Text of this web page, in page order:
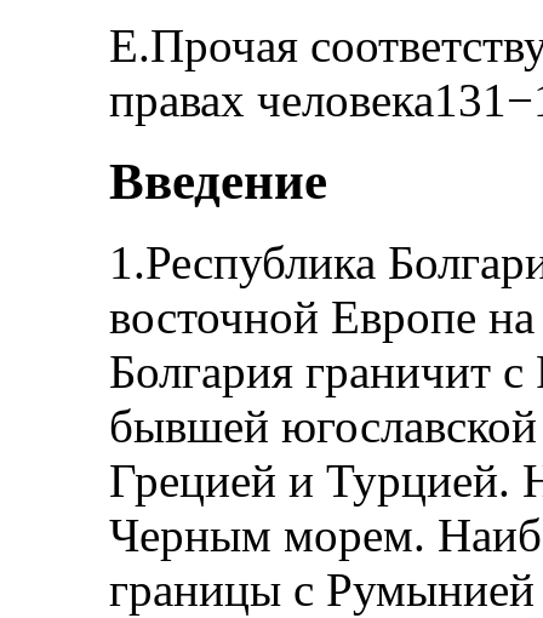
E.Прочая
правах
Введение
1.Республика
восточной Европе
Болгария граничит
бывшей
Грецией и Турцией.
Черным морем.
границы с